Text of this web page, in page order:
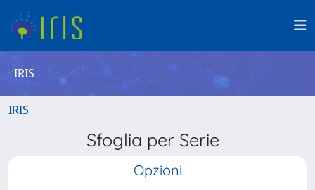
IRIS
IRIS
Sfoglia per Serie
Opzioni